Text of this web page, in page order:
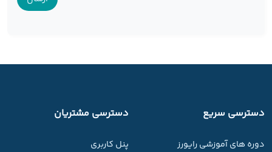
دسترسی سریع
دوره های آموزشی رایورز
دسترسی مشتریان
پنل کاربری